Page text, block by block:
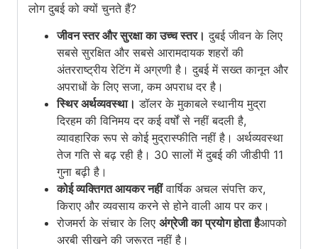
लोग दुबई को क्यों चुनते हैं?
जीवन स्तर और सुरक्षा का उच्च स्तर। दुबई जीवन के लिए
सबसे सुरक्षित और सबसे आरामदायक शहरों की
अंतरराष्ट्रीय रेटिंग में अग्रणी है। दुबई में सख्त कानून और
अपराधों के लिए सजा, कम अपराध दर है।
स्थिर अर्थव्यवस्था। डॉलर के मुकाबले स्थानीय मुद्रा
दिरहम की विनिमय दर कई वर्षों से नहीं बदली है,
व्यावहारिक रूप से कोई मुद्रास्फीति नहीं है। अर्थव्यवस्था
तेज गति से बढ़ रही है। 30 सालों में दुबई की जीडीपी 11
गुना बढ़ी है।
कोई व्यक्तिगत आयकर नहींवार्षिक अचल संपत्ति कर,
किराए और व्यवसाय करने से होने वाली आय पर कर।
रोजमर्रा के संचार के लिए अंग्रेजी का प्रयोग होता हैआपको
अरबी सीखने की जरूरत नहीं है।